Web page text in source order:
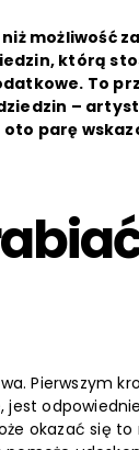
możliwość
którą
To
–
parę
Pierwszym
okazać się